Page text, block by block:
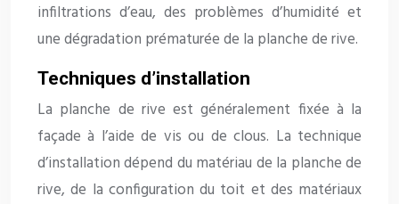
infiltrations d’eau, des problèmes d’humidité et
une dégradation prématurée de la planche de rive.
Techniques d’installation
La planche de rive est généralement fixée à la
façade à l’aide de vis ou de clous. La technique
d’installation dépend du matériau de la planche de
rive, de la configuration du toit et des matériaux